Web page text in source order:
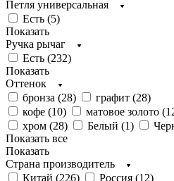
Петля универсальная
Есть (5)
Показать
Ручка рычаг
Есть (232)
Показать
Оттенок
бронза (28) графит (28)
кофе (10) матовое золото (
хром (28) Белый (1)
Показать все
Показать
Страна производитель
Китай (226) Россия (12)